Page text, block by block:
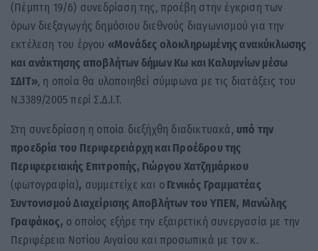
(Πέμπτη 19/6) συνεδρίαση της, προέβη στην έγκριση των
όρων διεξαγωγής δημόσιου διεθνούς διαγωνισμού για την
εκτέλεση του έργου «Μονάδες ολοκληρωμένης ανακύκλωσης
και ανάκτησης αποβλήτων δήμων Κω και Καλυμνίων μέσω
ΣΔΙΤ», η οποία θα υλοποιηθεί σύμφωνα με τις διατάξεις του
Ν.3389/2005 περί Σ.Δ.Ι.Τ.
Στη συνεδρίαση η οποία διεξήχθη διαδικτυακά, υπό την
προεδρία του Περιφερειάρχη και Προέδρου της
Περιφερειακής Επιτροπής, Γιώργου Χατζημάρκου
(φωτογραφία), συμμετείχε και ο Γενικός Γραμματέας
Συντονισμού Διαχείρισης Αποβλήτων του ΥΠΕΝ, Μανώλης
Γραφάκος, ο οποίος εξήρε την εξαιρετική συνεργασία με την
Περιφέρεια Νοτίου Αιγαίου και προσωπικά με τον κ.